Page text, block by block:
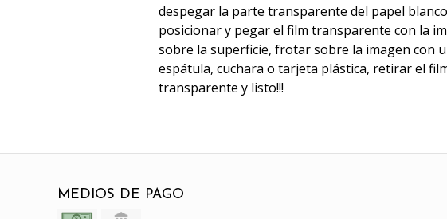
despegar la parte transparente del papel
posicionar y pegar el film transparente con la
sobre la superficie, frotar sobre la imagen con
espátula, cuchara o tarjeta plástica, retirar el
transparente y listo!!!
MEDIOS DE PAGO